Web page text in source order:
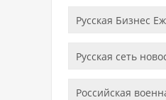
Русская Бизнес
Русская сеть
Российская